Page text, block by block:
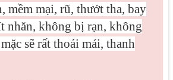
mềm mại, rũ, thướt tha, bay
nhăn, không bị rạn, không
sẽ rất thoải mái, thanh